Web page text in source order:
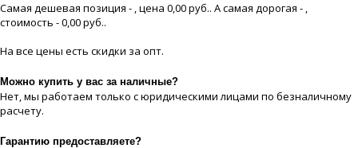
Самая дешевая позиция - , цeна 0,00 руб.. А самая дорогая - ,
стоимость - 0,00 руб..
На все цeны есть скидки за опт.
Можно купить у вас за наличные?
Нет, мы работаем только с юридическими лицами по безналичному
расчету.
Гарантию предоставляете?